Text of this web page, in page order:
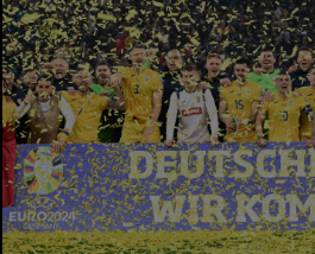
Liga 2
Cupa României
Echipa Națională
U21
Fotbal feminin
Special